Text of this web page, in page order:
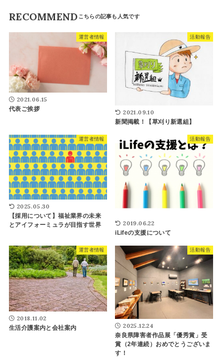
RECOMMEND
運営者情報
2021.06.15
代表ご挨拶
活動報告
2021.09.10
新聞掲載！【草刈り新選組】
運営者情報
2025.05.30
【採用について】福祉業界の未来
とアイフォーミュラが目指す世界
活動報告
2019.06.22
iLifeの支援について
運営者情報
2018.11.02
生活介護案内と会社案内
活動報告
2025.12.24
奈良県障害者作品展「優秀賞」受
賞（2年連続）おめでとうございま
す！